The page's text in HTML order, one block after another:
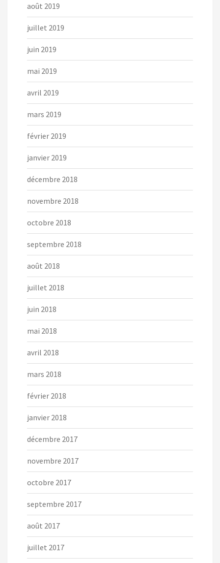
août 2019
juillet 2019
juin 2019
mai 2019
avril 2019
mars 2019
février 2019
janvier 2019
décembre 2018
novembre 2018
octobre 2018
septembre 2018
août 2018
juillet 2018
juin 2018
mai 2018
avril 2018
mars 2018
février 2018
janvier 2018
décembre 2017
novembre 2017
octobre 2017
septembre 2017
août 2017
juillet 2017